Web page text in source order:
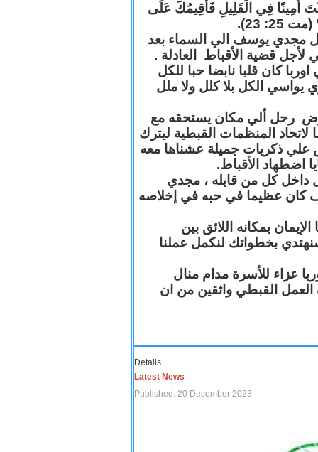
أَمِينًا فِي الْقَلِيلِ فَأُقِيمُكَ عَلَى
23).
مجدي يوسف الي السماء بعد
قضية الأقباط العادلة .
كان قلبا نابضا حبا للكل
يواسي الكل بلا كلل ولا ملل
رحل ألي مكان يستحقه مع
المنظمات القبطية ليترك
علي ذكريات جميلة عشناها معه
اضطهاد الأقباط.
داخل كل من قابله ، مجدي
عظيما في حبه في إخلاصه
بمكانه اللائق بين
بخطواتك لنكمل عملنا
عزاء للأسرة مدام منال
العمل القبطي واثقين من ان
Details
Latest News
Published: 20 December 2023